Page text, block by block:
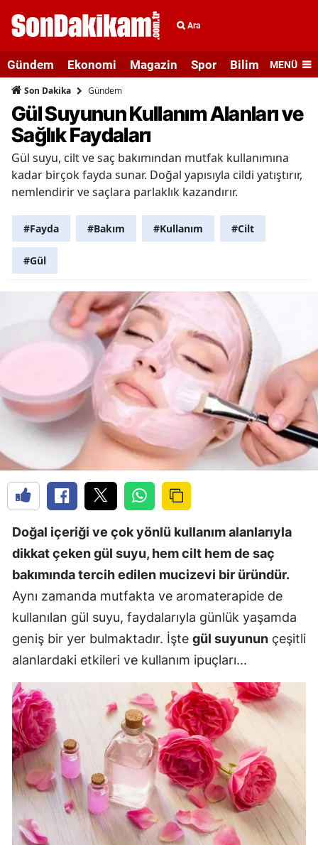
Ara
Gündem Ekonomi Magazin Spor Bilim veMENÜ
Son Dakika Gündem
Gül Suyunun Kullanım Alanları ve
Sağlık Faydaları
Gül suyu, cilt ve saç bakımından mutfak kullanımına
kadar birçok fayda sunar. Doğal yapısıyla cildi yatıştırır,
nemlendirir ve saçlara parlaklık kazandırır.
#Fayda #Bakım #Kullanım #Cilt
#Gül
Doğal içeriği ve çok yönlü kullanım alanlarıyla
dikkat çeken gül suyu, hem cilt hem de saç
bakımında tercih edilen mucizevi bir üründür.
Aynı zamanda mutfakta ve aromaterapide de
kullanılan gül suyu, faydalarıyla günlük yaşamda
geniş bir yer bulmaktadır. İşte gül suyunun çeşitli
alanlardaki etkileri ve kullanım ipuçları...